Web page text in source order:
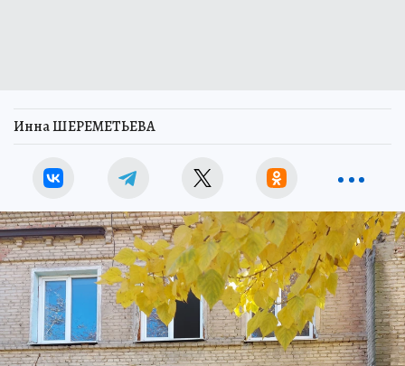
Инна ШЕРЕМЕТЬЕВА